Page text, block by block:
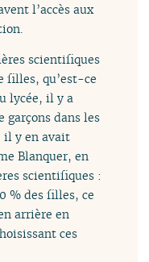
l’accès aux
scientifiques
filles, qu’est-ce
lycée, il y a
garçons dans les
il y en avait
Blanquer, en
scientifiques :
% des filles, ce
arrière en
ces